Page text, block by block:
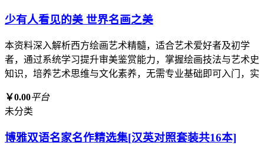
少有人看见的美 世界名画之美
本资料深入解析西方绘画艺术精髓，适合艺术爱好者及初学
者，通过系统学习提升审美鉴赏能力，掌握绘画技法与艺术史
知识，培养艺术思维与文化素养，无需专业基础即可入门，实
￥0.00平台
未分类
博雅双语名家名作精选集[汉英对照套装共16本]